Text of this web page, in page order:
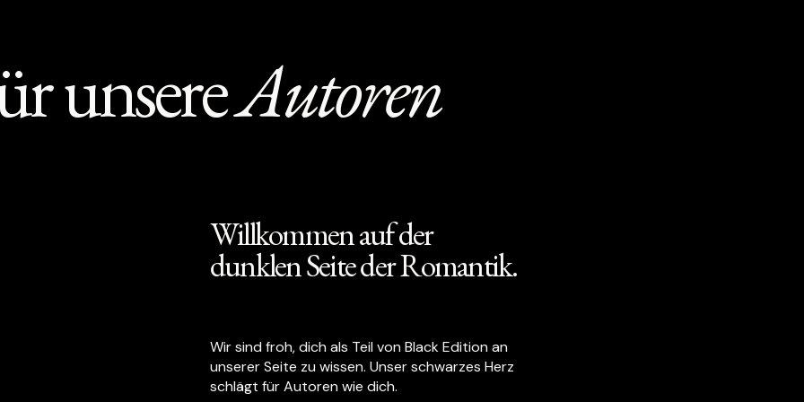
unsereAutoren
Willkommen auf der
dunklen Seite der Romantik.
Wir sind froh, dich als Teil von Black Edition an
unserer Seite zu wissen. Unser schwarzes Herz
schlägt für Autoren wie dich.